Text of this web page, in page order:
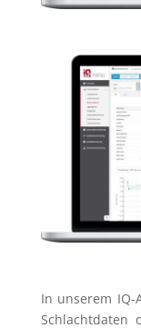
In unserem IQ-
Schlachtdaten